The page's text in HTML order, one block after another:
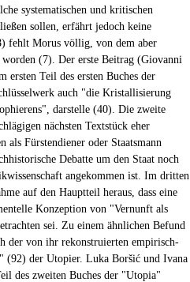
systematischen und kritischen
sollen, erfährt jedoch keine
fehlt Morus völlig, von dem aber
(7). Der erste Beitrag (Giovanni
ersten Teil des ersten Buches der
auch "die Kristallisierung
darstelle (40). Die zweite
nächsten Textstück eher
als Fürstendiener oder Staatsmann
Debatte um den Staat noch
angekommen ist. Im dritten
auf den Hauptteil heraus, dass eine
Konzeption von "Vernunft als
sei. Zu einem ähnlichen Befund
der von ihr rekonstruierten empirisch-
der Utopier. Luka Boršić und Ivana
des zweiten Buches der "Utopia"